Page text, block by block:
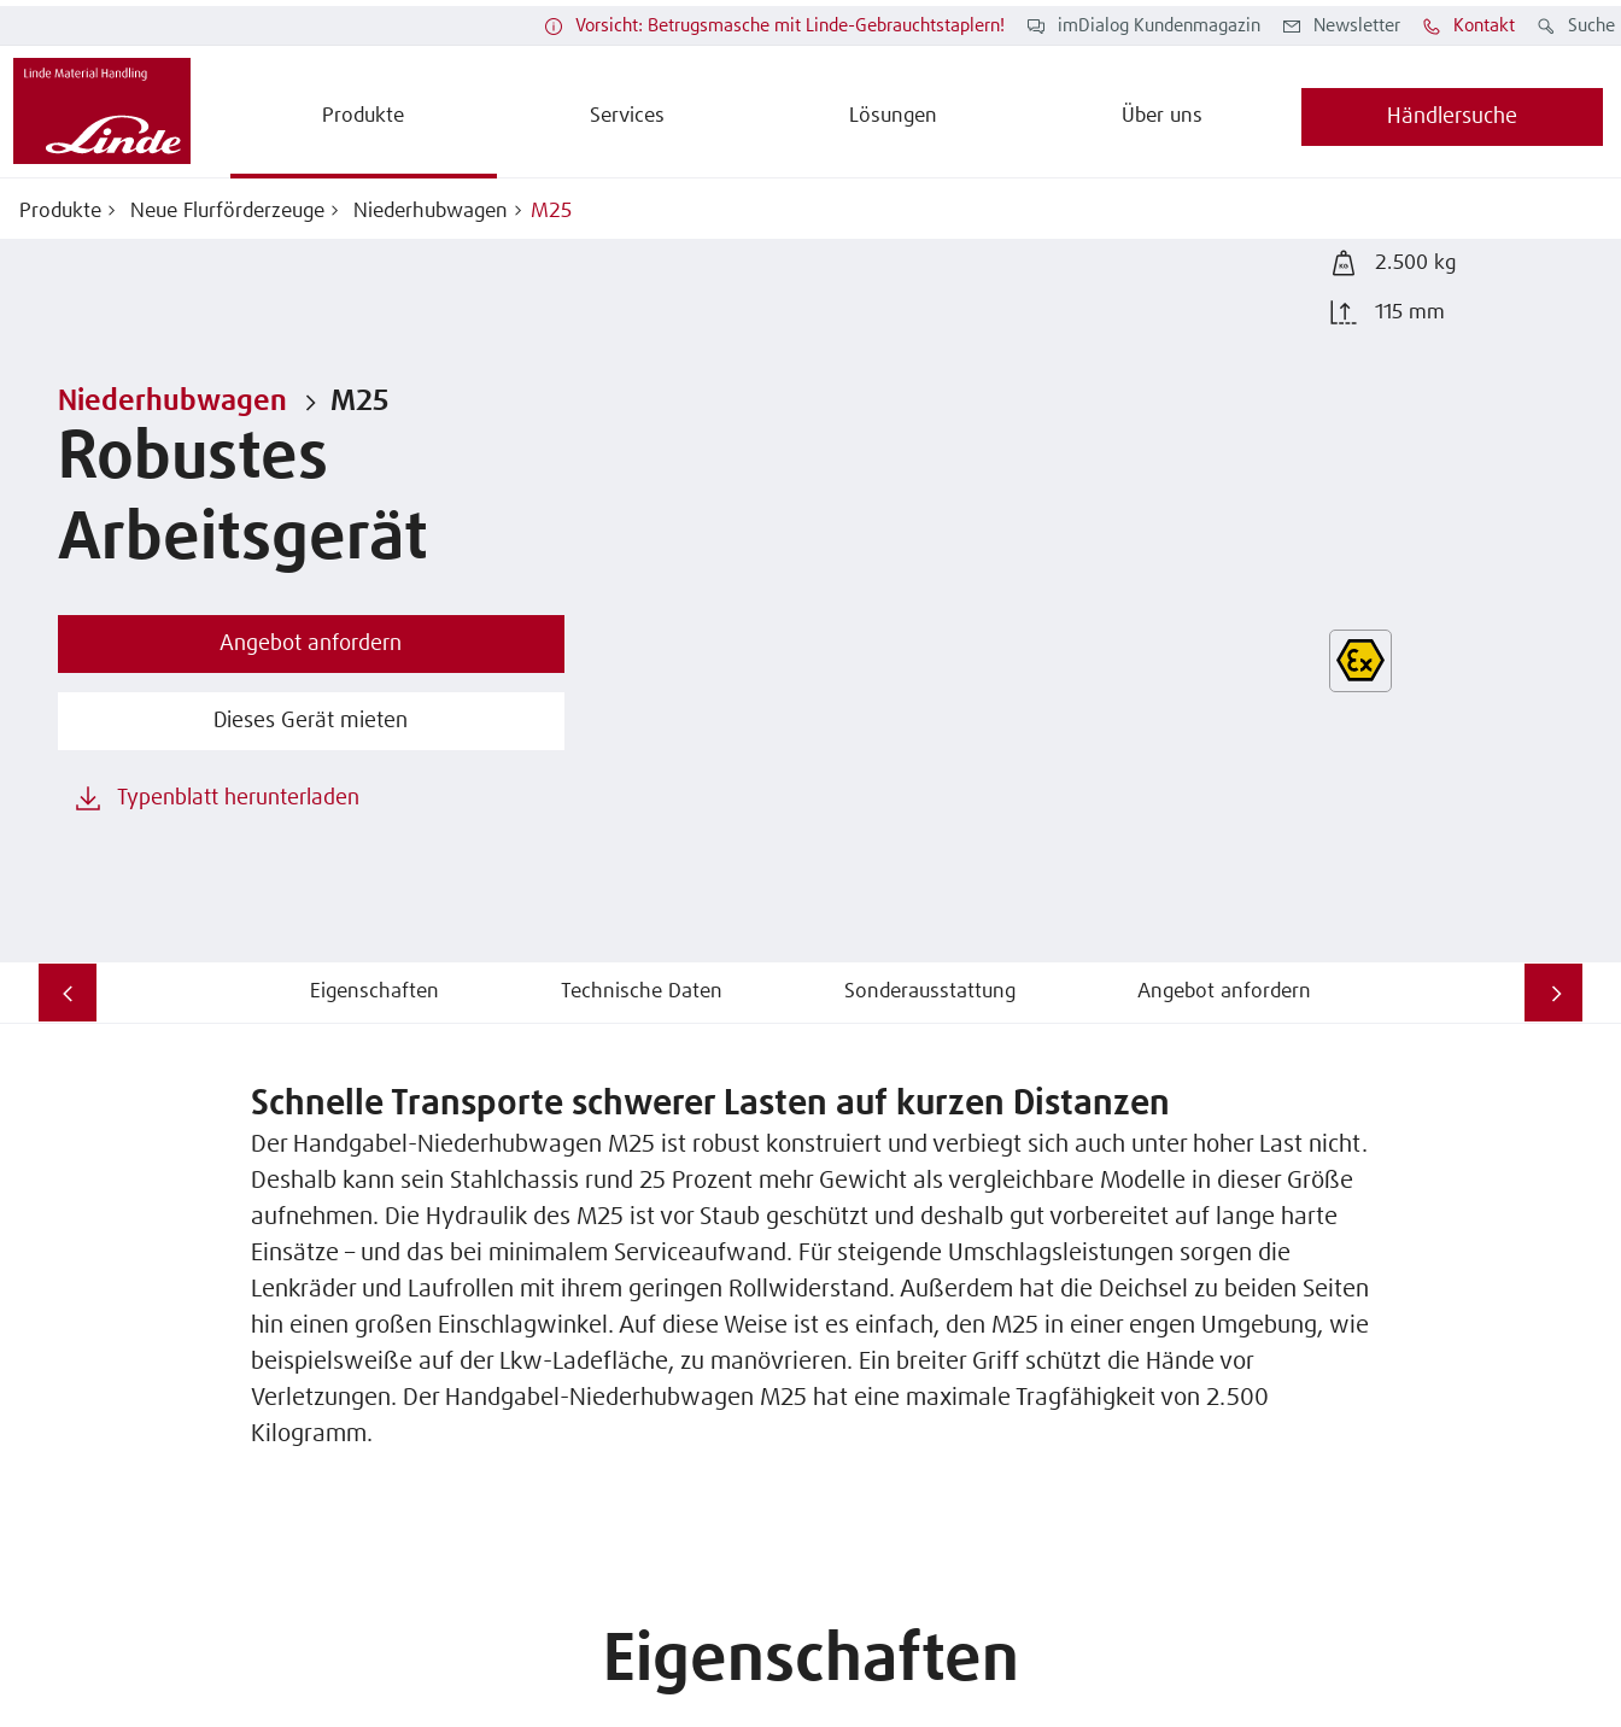
Produkte Services Lösungen Über uns
Suche
Kontakt
Newsletter
imDialog Kundenmagazin
Vorsicht: Betrugsmasche mit Linde-Gebrauchtstaplern!
Händlersuche
Produkte Neue Flurförderzeuge Niederhubwagen M25
2.500 kg
115 mm
Niederhubwagen M25
Robustes
Arbeitsgerät
Angebot anfordern
Dieses Gerät mieten
Typenblatt herunterladen
Eigenschaften Technische Daten Sonderausstattung Angebot anfordern
Schnelle Transporte schwerer Lasten auf kurzen Distanzen
Der Handgabel-Niederhubwagen M25 ist robust konstruiert und verbiegt sich auch unter hoher Last nicht.
Deshalb kann sein Stahlchassis rund 25 Prozent mehr Gewicht als vergleichbare Modelle in dieser Größe
aufnehmen. Die Hydraulik des M25 ist vor Staub geschützt und deshalb gut vorbereitet auf lange harte
Einsätze – und das bei minimalem Serviceaufwand. Für steigende Umschlagsleistungen sorgen die
Lenkräder und Laufrollen mit ihrem geringen Rollwiderstand. Außerdem hat die Deichsel zu beiden Seiten
hin einen großen Einschlagwinkel. Auf diese Weise ist es einfach, den M25 in einer engen Umgebung, wie
beispielsweiße auf der Lkw-Ladefläche, zu manövrieren. Ein breiter Griff schützt die Hände vor
Verletzungen. Der Handgabel-Niederhubwagen M25 hat eine maximale Tragfähigkeit von 2.500
Kilogramm.
Eigenschaften